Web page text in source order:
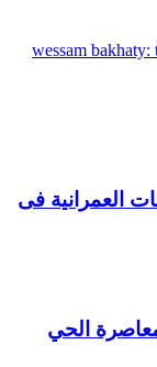
wessam
العمرانية فى
الحي